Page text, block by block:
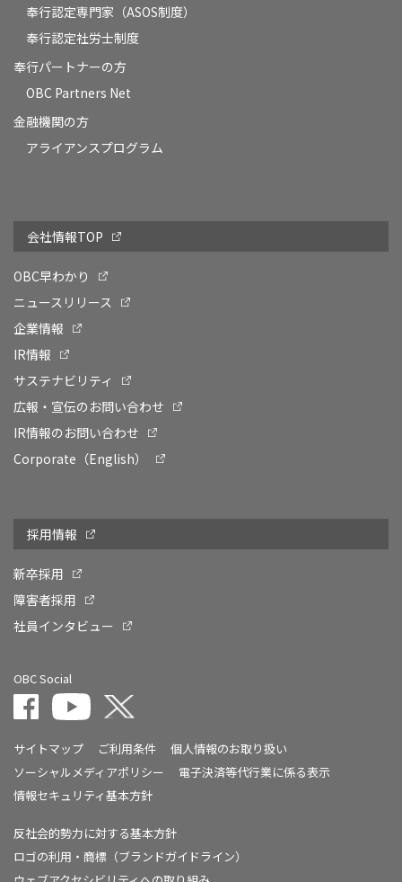
奉行認定専門家（ASOS制度）
奉行認定社労士制度
奉行パートナーの方
OBC Partners Net
金融機関の方
アライアンスプログラム
会社情報TOP
OBC早わかり
ニュースリリース
企業情報
IR情報
サステナビリティ
広報・宣伝のお問い合わせ
IR情報のお問い合わせ
Corporate（English）
採用情報
新卒採用
障害者採用
社員インタビュー
OBC Social
サイトマップ ご利用条件
個人情報のお取り扱い
ソーシャルメディアポリシー
電子決済等代行業に係る表示
情報セキュリティ基本方針
反社会的勢力に対する基本方針
ロゴの利用・商標（ブランドガイドライン）